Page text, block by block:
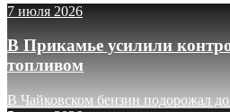
7 июля 2026
В Прикамье усилили
топливом
В Чайковском бензин подорожал